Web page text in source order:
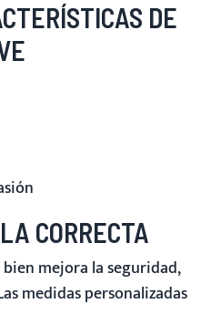
DE
CORRECTA
mejora la seguridad,
medidas personalizadas